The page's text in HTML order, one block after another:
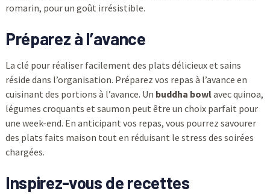
romarin, pour un goût irrésistible.
Préparez à l’avance
La clé pour réaliser facilement des plats délicieux et sains
réside dans l’organisation. Préparez vos repas à l’avance en
cuisinant des portions à l’avance. Un buddha bowlavec quinoa,
légumes croquants et saumon peut être un choix parfait pour
une week-end. En anticipant vos repas, vous pourrez savourer
des plats faits maison tout en réduisant le stress des soirées
chargées.
Inspirez-vous de recettes